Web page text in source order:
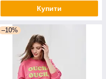
Купити
–10%